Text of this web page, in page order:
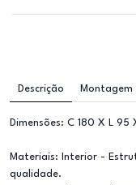
Descrição Montagem
Dimensões: C 180 X L 95
Materiais: Interior -
qualidade.